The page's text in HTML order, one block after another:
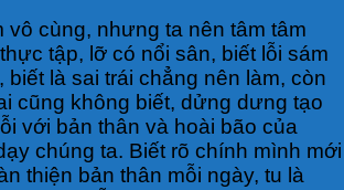
vô cùng, nhưng ta nên tâm tâm
tập, lỡ có nổi sân, biết lỗi sám
biết là sai trái chẳng nên làm, còn
cũng không biết, dửng dưng tạo
với bản thân và hoài bão của
chúng ta. Biết rõ chính mình mới
thiện bản thân mỗi ngày, tu là